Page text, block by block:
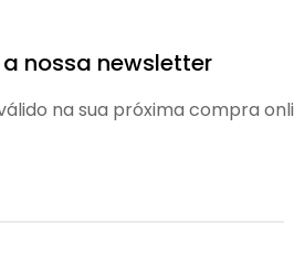
nossa newsletter
na sua próxima compra